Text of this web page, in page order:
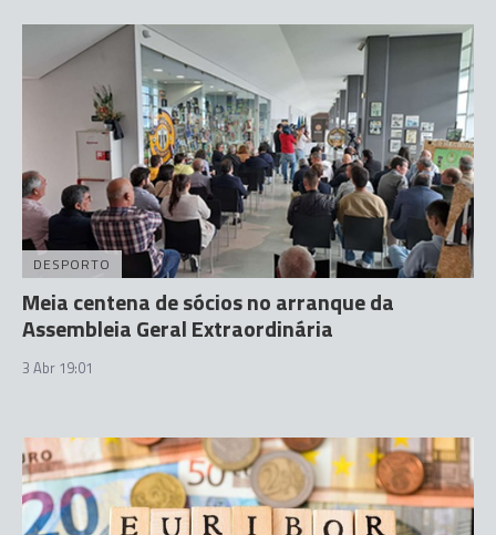
DESPORTO
Meia centena de sócios no arranque da
Assembleia Geral Extraordinária
3 Abr 19:01